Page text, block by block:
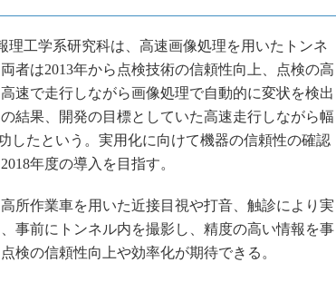
工学系研究科は、高速画像処理を用いたトンネ
者は2013年から点検技術の信頼性向上、点検の高
速で走行しながら画像処理で自動的に変状を検出
結果、開発の目標としていた高速走行しながら幅
したという。実用化に向けて機器の信頼性の確認
年度の導入を目指す。
所作業車を用いた近接目視や打音、触診により実
事前にトンネル内を撮影し、精度の高い情報を事
検の信頼性向上や効率化が期待できる。